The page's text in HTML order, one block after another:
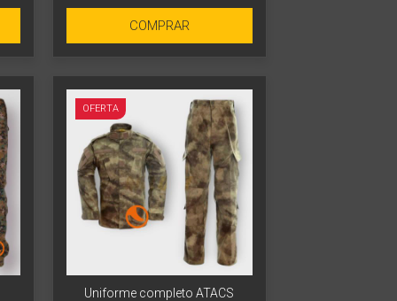
COMPRAR
OFERTA
Uniforme completo ATACS